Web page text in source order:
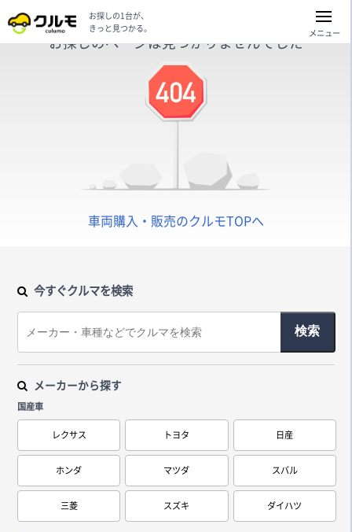
お探しの1台が、
きっと見つかる。
メニュー
お探しのページは見つかりませんでした
車両購入・販売のクルモTOPへ
今すぐクルマを検索
メーカーから探す
国産車
レクサス トヨタ 日産
ホンダ マツダ スバル
三菱 スズキ ダイハツ